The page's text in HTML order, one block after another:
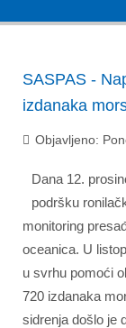
SASPAS -
izdanaka
Objavljeno:
Dana 12.
podršku
monitoring
oceanica. U
u svrhu pomoći
720 izdanaka
sidrenja došlo je